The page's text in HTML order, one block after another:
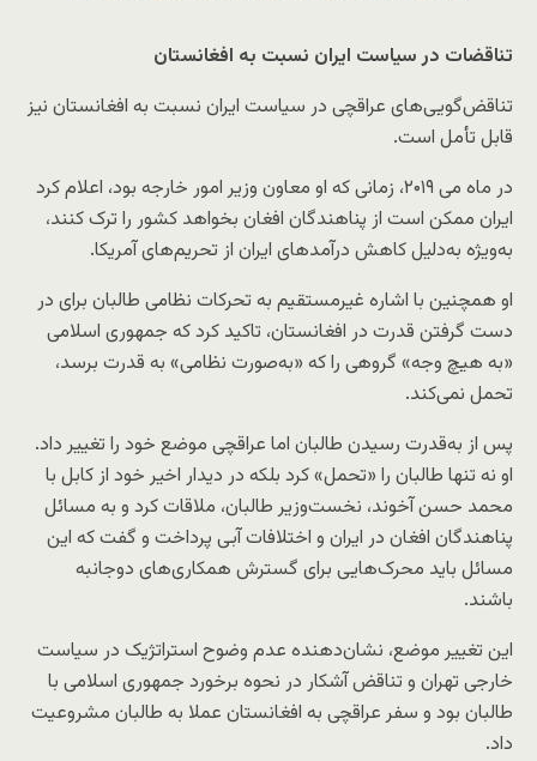
تناقضات در سیاست ایران نسبت به افغانستان
تناقض‌گویی‌های عراقچی در سیاست ایران نسبت به افغانستان نیز
قابل تأمل است.
در ماه می ۲۰۱۹، زمانی که او معاون وزیر امور خارجه بود، اعلام کرد
ایران ممکن است از پناهندگان افغان بخواهد کشور را ترک کنند،
به‌ویژه به‌دلیل کاهش درآمدهای ایران از تحریم‌های آمریکا.
او همچنین با اشاره غیرمستقیم به تحرکات نظامی طالبان برای در
دست گرفتن قدرت در افغانستان، تاکید کرد که جمهوری اسلامی
«به هیچ وجه» گروهی را که «به‌صورت نظامی» به قدرت برسد،
تحمل نمی‌کند.
پس از به‌قدرت رسیدن طالبان اما عراقچی موضع خود را تغییر داد.
او نه تنها طالبان را «تحمل» کرد بلکه در دیدار اخیر خود از کابل با
محمد حسن آخوند، نخست‌وزیر طالبان، ملاقات کرد و به مسائل
پناهندگان افغان در ایران و اختلافات آبی پرداخت و گفت که این
مسائل باید محرک‌هایی برای گسترش همکاری‌های دوجانبه
باشند.
این تغییر موضع، نشان‌دهنده عدم وضوح استراتژیک در سیاست
خارجی تهران و تناقض آشکار در نحوه برخورد جمهوری اسلامی با
طالبان بود و سفر عراقچی به افغانستان عملا به طالبان مشروعیت
داد.